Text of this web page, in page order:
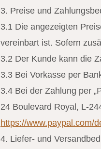
3. Preise und
3.1 Die angezeigten
vereinbart ist. Sofern
3.2 Der Kunde kann die
3.3 Bei Vorkasse per
3.4 Bei der Zahlung per
24 Boulevard Royal, L-
https://www.paypal.com/
4. Liefer- und